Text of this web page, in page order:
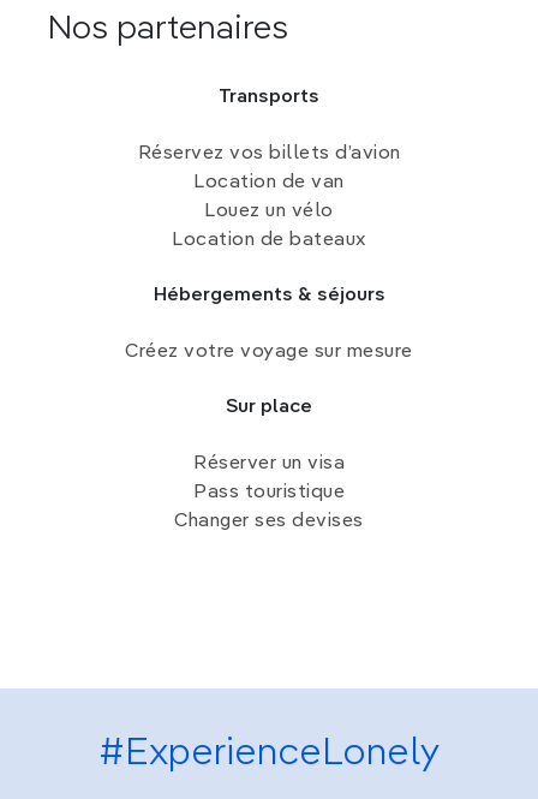
Nos partenaires
Transports
Réservez vos billets d’avion
Location de van
Louez un vélo
Location de bateaux
Hébergements & séjours
Créez votre voyage sur mesure
Sur place
Réserver un visa
Pass touristique
Changer ses devises
#ExperienceLonely